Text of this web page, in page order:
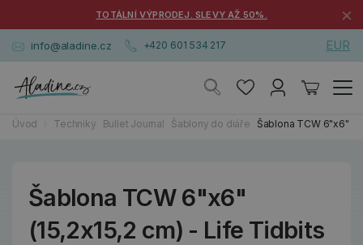
TOTÁLNÍ VÝPRODEJ. SLEVY AŽ 50%. ×
info@aladine.cz +420 601 534 217 EUR
Úvod Techniky Bullet Journal Šablony do diáře Šablona TCW 6"x6"
Šablona TCW 6"x6"
(15,2x15,2 cm) - Life Tidbits